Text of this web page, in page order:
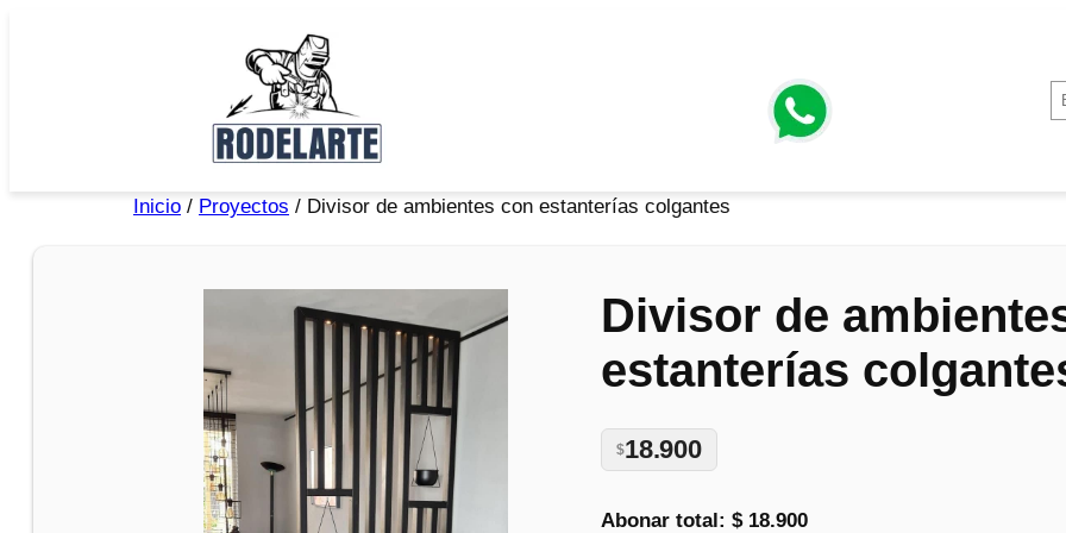
Inicio / Proyectos / Divisor de ambientes con estanterías colgantes
Divisor de
estanterías
$18.900
Abonar total:$ 18.900